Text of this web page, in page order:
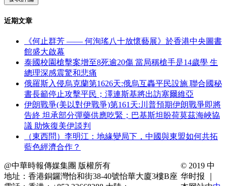
近期文章
《何止群芳 —— 何洵瑤八十放懷藝展》於香港中央圖書
館盛大啟幕
泰國校園槍擊案增至8死逾20傷 當局稱槍手是14歲學 生
總理深感震驚和悲痛
俄羅斯入侵烏克蘭第1626天:俄烏互轟平民設施 聯合國秘
書長籲停止攻擊平民；澤連斯基將出訪塞爾維亞
伊朗戰爭(美以對伊戰爭)第161天:川普預期伊朗戰爭即將
告終 坦承部分彈藥供應吃緊；巴基斯坦盼荷莫茲海峽協
議 助恢復美伊談判
（東西問）李明江：地緣變局下，中國與東盟如何共拓
藍色經濟合作？
@中華時報傳媒集團 版權所有
地址：香港銅鑼灣怡和街38-40號怡華大廈3樓B座
© 2019 中
华时报 ｜